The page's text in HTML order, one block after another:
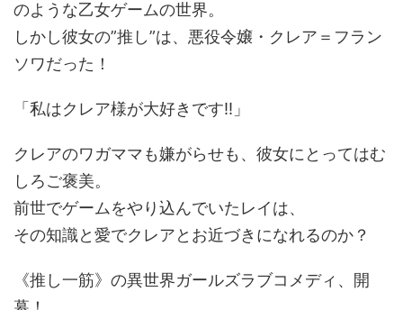
のような乙女ゲームの世界。
しかし彼女の”推し”は、悪役令嬢・クレア＝フラン
ソワだった！
「私はクレア様が大好きです!!」
クレアのワガママも嫌がらせも、彼女にとってはむ
しろご褒美。
前世でゲームをやり込んでいたレイは、
その知識と愛でクレアとお近づきになれるのか？
《推し一筋》の異世界ガールズラブコメディ、開